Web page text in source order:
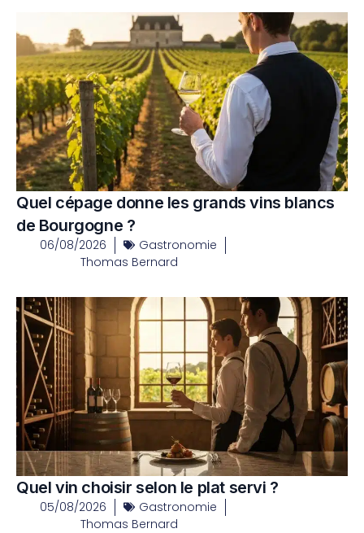
Quel cépage donne les grands vins blancs
de Bourgogne ?
06/08/2026
Gastronomie
Thomas Bernard
Quel vin choisir selon le plat servi ?
05/08/2026
Gastronomie
Thomas Bernard